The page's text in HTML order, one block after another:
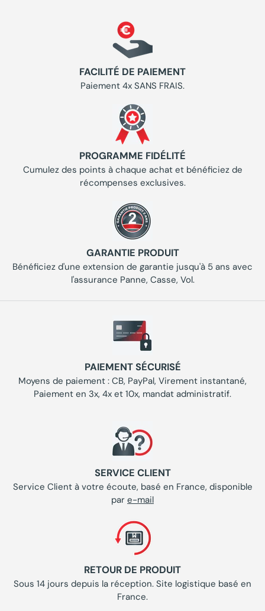
FACILITÉ DE PAIEMENT
Paiement 4x SANS FRAIS.
PROGRAMME FIDÉLITÉ
Cumulez des points à chaque achat et bénéficiez de
récompenses exclusives.
GARANTIE PRODUIT
Bénéficiez d'une extension de garantie jusqu'à 5 ans avec
l'assurance Panne, Casse, Vol.
PAIEMENT SÉCURISÉ
Moyens de paiement : CB, PayPal, Virement instantané,
Paiement en 3x, 4x et 10x, mandat administratif.
SERVICE CLIENT
Service Client à votre écoute, basé en France, disponible
par e-mail
RETOUR DE PRODUIT
Sous 14 jours depuis la réception. Site logistique basé en
France.